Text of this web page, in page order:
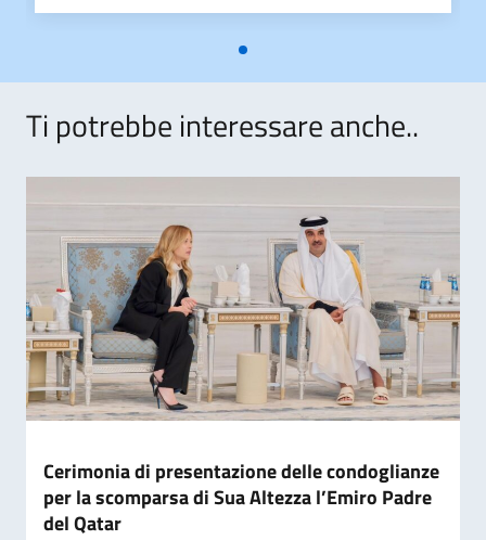
Ti potrebbe interessare anche..
Cerimonia di presentazione delle condoglianze
per la scomparsa di Sua Altezza l’Emiro Padre
del Qatar